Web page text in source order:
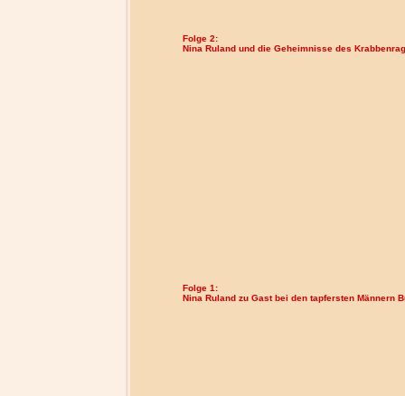
Folge 2:
Nina Ruland und die Geheimnisse des
Folge 1:
Nina Ruland zu Gast bei den tapfersten Männern